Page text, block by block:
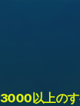
3000以上の